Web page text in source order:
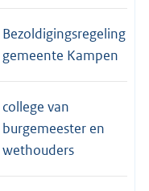
Bezoldigingsregeling
gemeente Kampen
college van
burgemeester en
wethouders